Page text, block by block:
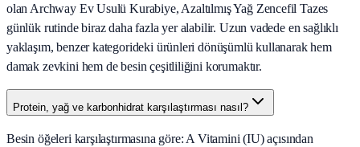
olan Archway Ev Usulü Kurabiye, Azaltılmış Yağ Zencefil Tazes
günlük rutinde biraz daha fazla yer alabilir. Uzun vadede en sağlıklı
yaklaşım, benzer kategorideki ürünleri dönüşümlü kullanarak hem
damak zevkini hem de besin çeşitliliğini korumaktır.
Protein, yağ ve karbonhidrat karşılaştırması nasıl?
Besin öğeleri karşılaştırmasına göre: A Vitamini (IU) açısından